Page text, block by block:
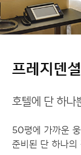
프레지덴
호텔에 단 하나
50평에 가까운
준비된 단 하나의